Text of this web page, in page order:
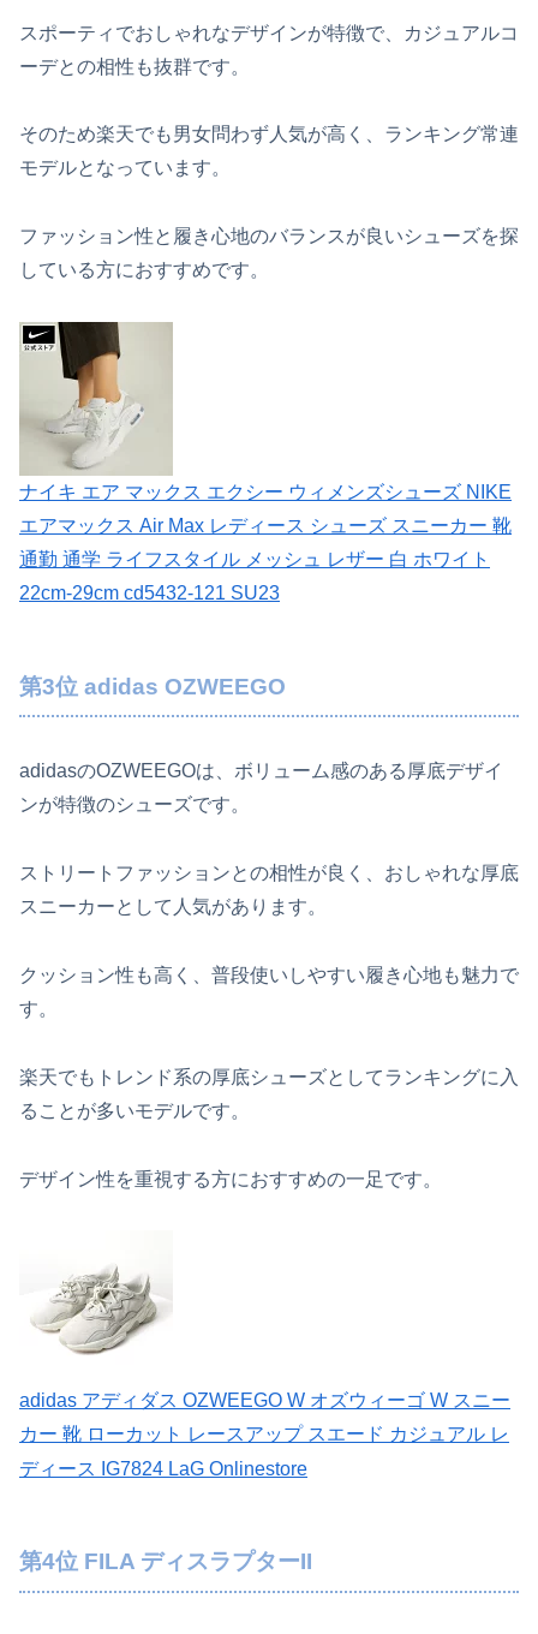
スポーティでおしゃれなデザインが特徴で、カジュアルコ
ーデとの相性も抜群です。
そのため楽天でも男女問わず人気が高く、ランキング常連
モデルとなっています。
ファッション性と履き心地のバランスが良いシューズを探
している方におすすめです。
ナイキ エア マックス エクシー ウィメンズシューズ NIKE
エアマックス Air Max レディース シューズ スニーカー 靴
通勤 通学 ライフスタイル メッシュ レザー 白 ホワイト
22cm-29cm cd5432-121 SU23
第3位 adidas OZWEEGO
adidasのOZWEEGOは、ボリューム感のある厚底デザイ
ンが特徴のシューズです。
ストリートファッションとの相性が良く、おしゃれな厚底
スニーカーとして人気があります。
クッション性も高く、普段使いしやすい履き心地も魅力で
す。
楽天でもトレンド系の厚底シューズとしてランキングに入
ることが多いモデルです。
デザイン性を重視する方におすすめの一足です。
adidas アディダス OZWEEGO W オズウィーゴ W スニー
カー 靴 ローカット レースアップ スエード カジュアル レ
ディース IG7824 LaG Onlinestore
第4位 FILA ディスラプターII